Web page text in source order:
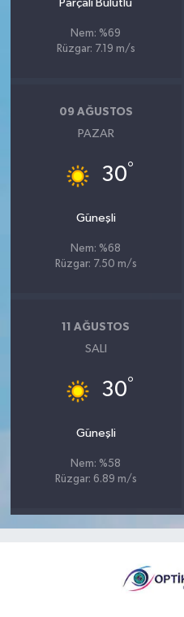
Parçalı Bulutlu
Nem: %69
Rüzgar: 7.19 m/s
09 AĞUSTOS
PAZAR
30°
Güneşli
Nem: %68
Rüzgar: 7.50 m/s
11 AĞUSTOS
SALI
30°
Güneşli
Nem: %58
Rüzgar: 6.89 m/s